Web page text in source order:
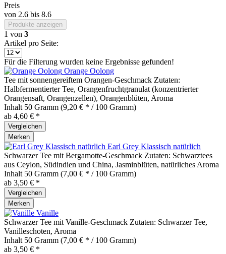
Preis
von 2.6 bis 8.6
Produkte anzeigen
1 von 3
Artikel pro Seite:
Für die Filterung wurden keine Ergebnisse gefunden!
Orange Oolong
Tee mit sonnengereiftem Orangen-Geschmack Zutaten:
Halbfermentierter Tee, Orangenfruchtgranulat (konzentrierter
Orangensaft, Orangenzellen), Orangenblüten, Aroma
Inhalt 50 Gramm (9,20 € * / 100 Gramm)
ab 4,60 € *
Vergleichen
Merken
Earl Grey Klassisch natürlich
Schwarzer Tee mit Bergamotte-Geschmack Zutaten: Schwarztees
aus Ceylon, Südindien und China, Jasminblüten, natürliches Aroma
Inhalt 50 Gramm (7,00 € * / 100 Gramm)
ab 3,50 € *
Vergleichen
Merken
Vanille
Schwarzer Tee mit Vanille-Geschmack Zutaten: Schwarzer Tee,
Vanilleschoten, Aroma
Inhalt 50 Gramm (7,00 € * / 100 Gramm)
ab 3,50 € *